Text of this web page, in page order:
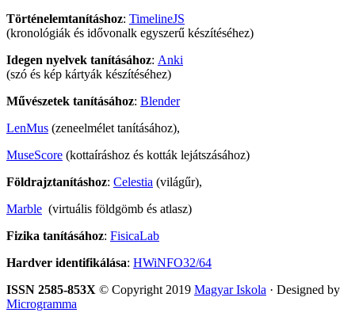
Történelemtanításhoz: TimelineJS
(kronológiák és idővonalk egyszerű készítéséhez)
Idegen nyelvek tanításához: Anki
(szó és kép kártyák készítéséhez)
Művészetek tanításához: Blender
LenMus (zeneelmélet tanításához),
MuseScore (kottaíráshoz és kották lejátszásához)
Földrajztanításhoz: Celestia (világűr),
Marble (virtuális földgömb és atlasz)
Fizika tanításához: FisicaLab
Hardver identifikálása: HWiNFO32/64
ISSN 2585-853X © Copyright 2019 Magyar Iskola · Designed by
Microgramma